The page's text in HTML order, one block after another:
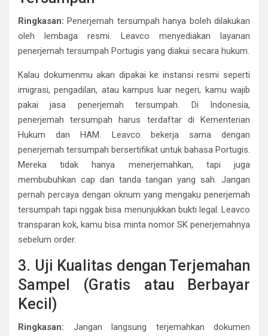
Ringkasan: Penerjemah tersumpah hanya boleh dilakukan
oleh lembaga resmi. Leavco menyediakan layanan
penerjemah tersumpah Portugis yang diakui secara hukum.
Kalau dokumenmu akan dipakai ke instansi resmi seperti
imigrasi, pengadilan, atau kampus luar negeri, kamu wajib
pakai jasa penerjemah tersumpah. Di Indonesia,
penerjemah tersumpah harus terdaftar di Kementerian
Hukum dan HAM. Leavco bekerja sama dengan
penerjemah tersumpah bersertifikat untuk bahasa Portugis.
Mereka tidak hanya menerjemahkan, tapi juga
membubuhkan cap dan tanda tangan yang sah. Jangan
pernah percaya dengan oknum yang mengaku penerjemah
tersumpah tapi nggak bisa menunjukkan bukti legal. Leavco
transparan kok, kamu bisa minta nomor SK penerjemahnya
sebelum order.
3. Uji Kualitas dengan Terjemahan
Sampel (Gratis atau Berbayar
Kecil)
Ringkasan: Jangan langsung terjemahkan dokumen